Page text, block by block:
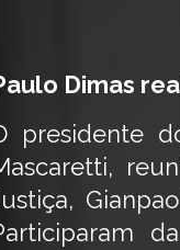
Dimas
presidente